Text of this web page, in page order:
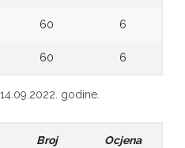
60 6
60 6
godine.
Broj
Ocjena